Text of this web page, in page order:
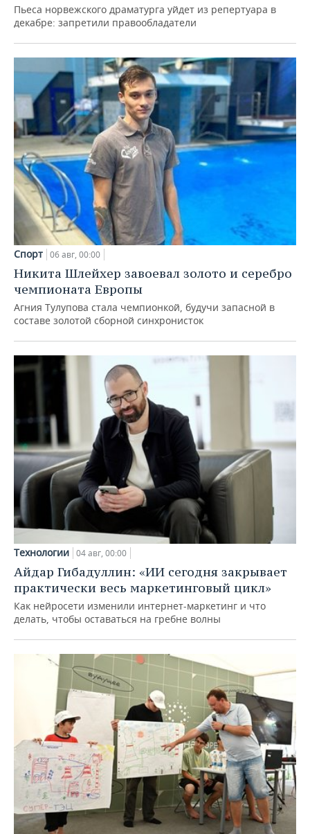
Пьеса норвежского драматурга уйдет из репертуара в
декабре: запретили правообладатели
Спорт 06 авг, 00:00
Никита Шлейхер завоевал золото и серебро
чемпионата Европы
Агния Тулупова стала чемпионкой, будучи запасной в
составе золотой сборной синхронисток
Технологии 04 авг, 00:00
Айдар Гибадуллин: «ИИ сегодня закрывает
практически весь маркетинговый цикл»
Как нейросети изменили интернет-маркетинг и что
делать, чтобы оставаться на гребне волны